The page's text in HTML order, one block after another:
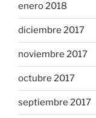
enero 2018
diciembre 2017
noviembre 2017
octubre 2017
septiembre 2017